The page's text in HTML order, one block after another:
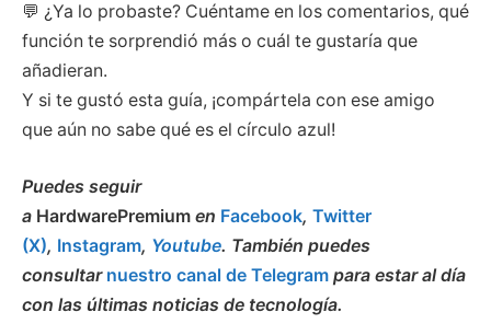
💬 ¿Ya lo probaste? Cuéntame en los comentarios, qué
función te sorprendió más o cuál te gustaría que
añadieran.
Y si te gustó esta guía, ¡compártela con ese amigo
que aún no sabe qué es el círculo azul!
Puedes seguir
a HardwarePremium en Facebook, Twitter
(X), Instagram, Youtube. También puedes
consultar nuestro canal de Telegram para estar al día
con las últimas noticias de tecnología.